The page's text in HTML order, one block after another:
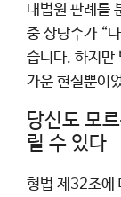
대법원 판례를
중 상당수가 “
습니다. 하지만
가운 현실뿐이
당신도 모
릴 수 있다
형법 제32조에